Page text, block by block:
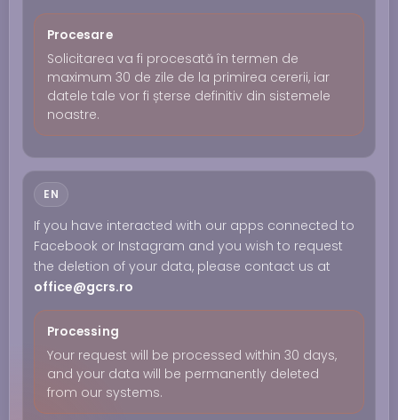
Procesare
Solicitarea va fi procesată în termen de
maximum 30 de zile de la primirea cererii, iar
datele tale vor fi șterse definitiv din sistemele
noastre.
EN
If you have interacted with our apps connected to
Facebook or Instagram and you wish to request
the deletion of your data, please contact us at
office@gcrs.ro
Processing
Your request will be processed within 30 days,
and your data will be permanently deleted
from our systems.